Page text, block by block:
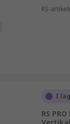
reflekteras
att ge en
RS-
I
RS